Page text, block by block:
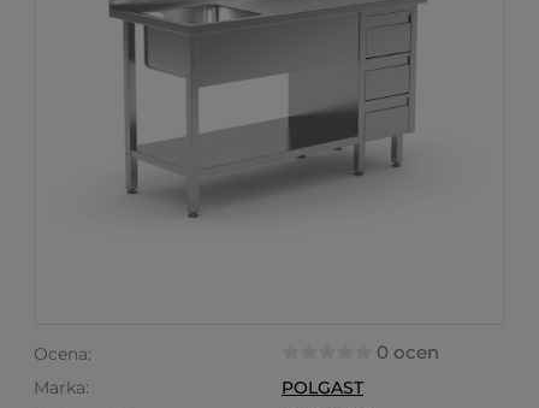
Ocena: 0 ocen
Marka:
POLGAST